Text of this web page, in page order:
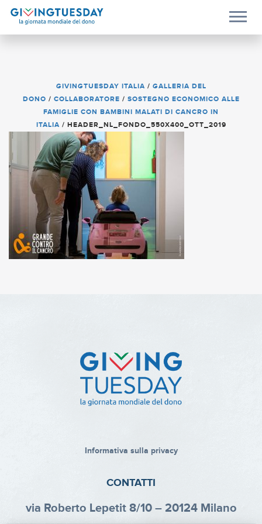
GIVINGTUESDAY ITALIA / GALLERIA DEL
DONO / COLLABORATORE / SOSTEGNO ECONOMICO ALLE
FAMIGLIE CON BAMBINI MALATI DI CANCRO IN
ITALIA / HEADER_NL_FONDO_550X400_OTT_2019
Informativa sulla privacy
CONTATTI
via Roberto Lepetit 8/10 – 20124 Milano